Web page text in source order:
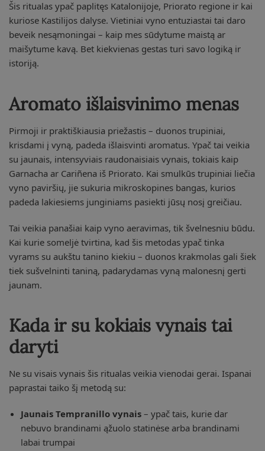
Šis ritualas ypač paplitęs Katalonijoje, Priorato regione ir kai
kuriose Kastilijos dalyse. Vietiniai vyno entuziastai tai daro
beveik nesąmoningai – kaip mes sūdytume maistą ar
maišytume kavą. Bet kiekvienas gestas turi savo logiką ir
istoriją.
Aromato išlaisvinimo menas
Pirmoji ir praktiškiausia priežastis – duonos trupiniai,
krisdami į vyną, padeda išlaisvinti aromatus. Ypač tai veikia
su jaunais, intensyviais raudonaisiais vynais, tokiais kaip
Garnacha ar Cariñena iš Priorato. Kai smulkūs trupiniai liečia
vyno paviršių, jie sukuria mikroskopines bangas, kurios
padeda lakiesiems junginiams pasiekti jūsų nosį greičiau.
Tai veikia panašiai kaip vyno aeravimas, tik švelnesniu būdu.
Kai kurie someljė tvirtina, kad šis metodas ypač tinka
vyrams su aukštu tanino kiekiu – duonos krakmolas gali šiek
tiek sušvelninti taniną, padarydamas vyną malonesnį gerti
jaunam.
Kada ir su kokiais vynais tai
daryti
Ne su visais vynais šis ritualas veikia vienodai gerai. Ispanai
paprastai taiko šį metodą su:
Jaunais Tempranillo vynais – ypač tais, kurie dar
nebuvo brandinami ąžuolo statinėse arba brandinami
labai trumpai